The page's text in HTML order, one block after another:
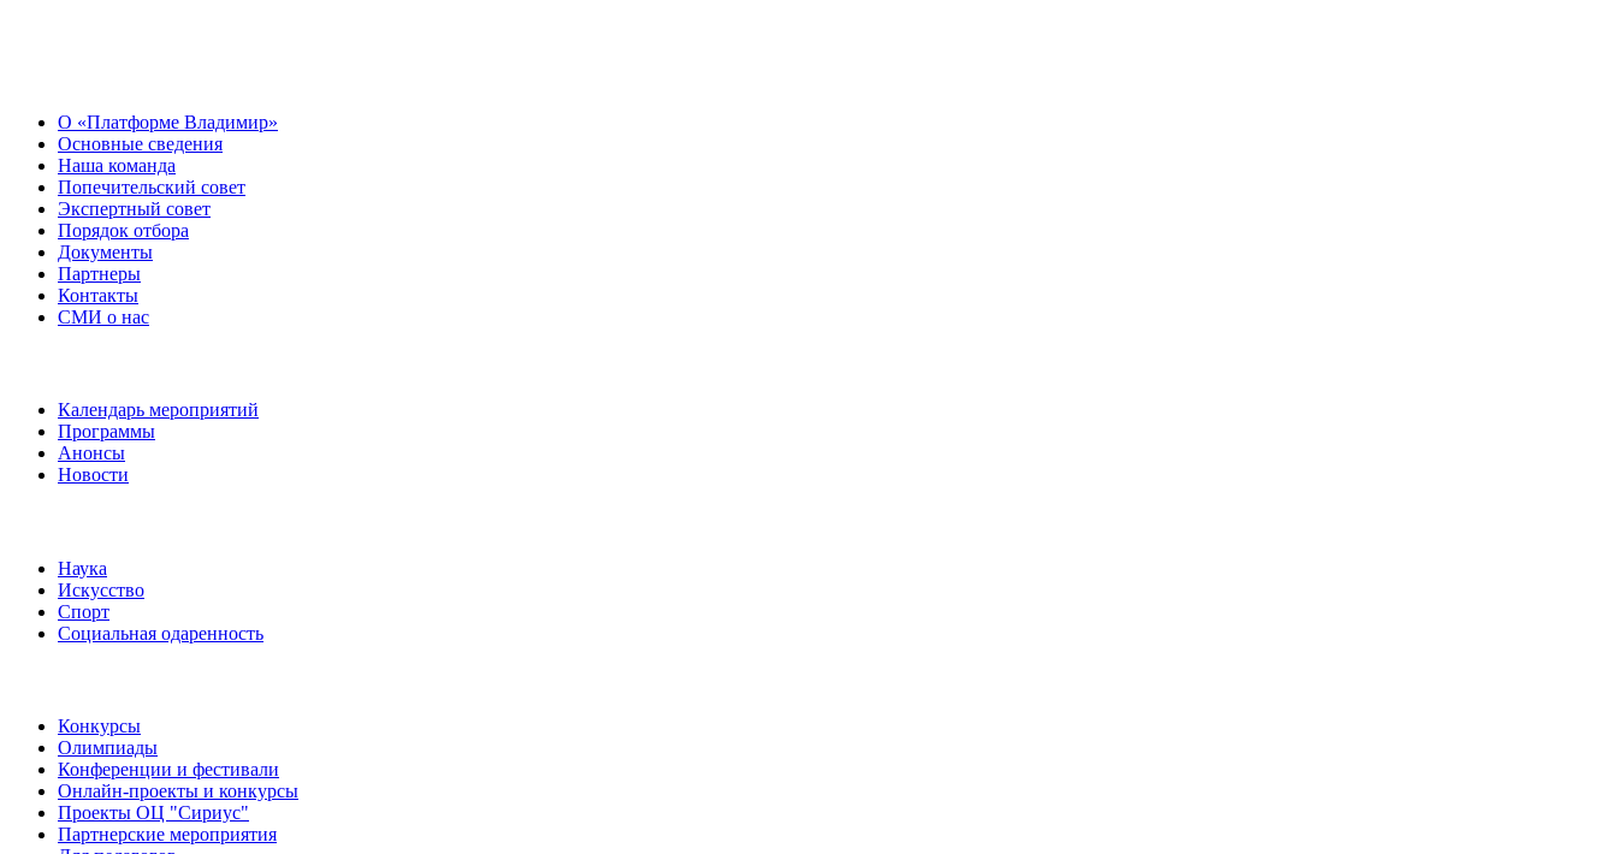
О «Платформе Владимир»
Основные сведения
Наша команда
Попечительский совет
Экспертный совет
Порядок отбора
Документы
Партнеры
Контакты
СМИ о нас
Календарь мероприятий
Программы
Анонсы
Новости
Наука
Искусство
Спорт
Социальная одаренность
Конкурсы
Олимпиады
Конференции и фестивали
Онлайн-проекты и конкурсы
Проекты ОЦ "Сириус"
Партнерские мероприятия